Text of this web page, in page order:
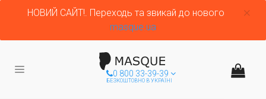
НОВИЙ САЙТ!. Переходь та звикай до нового
masque.ua
0 800 33-39-39
БЕЗКОШТОВНО В УКРАЇНІ